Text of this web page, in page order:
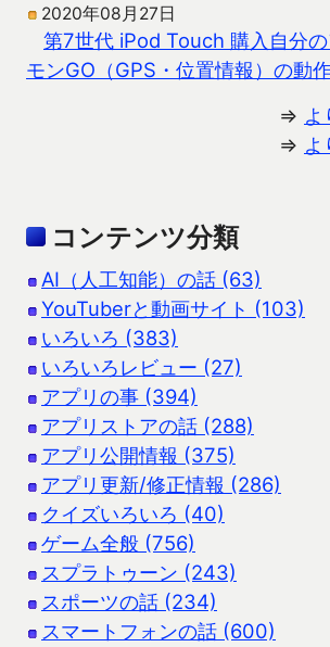
2020年08月27日
第7世代 iPod Touch 購入自分
モンGO（GPS・位置情報）の動
⇒ よ
⇒ よ
コンテンツ分類
AI（人工知能）の話 (63)
YouTuberと動画サイト (103)
いろいろ (383)
いろいろレビュー (27)
アプリの事 (394)
アプリストアの話 (288)
アプリ公開情報 (375)
アプリ更新/修正情報 (286)
クイズいろいろ (40)
ゲーム全般 (756)
スプラトゥーン (243)
スポーツの話 (234)
スマートフォンの話 (600)